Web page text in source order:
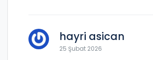
hayri asican
25 Şubat 2026